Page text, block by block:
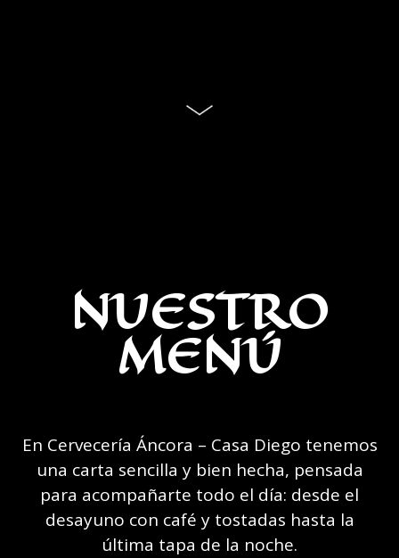
NUESTRO
MENÚ
En Cervecería Áncora – Casa Diego tenemos
una carta sencilla y bien hecha, pensada
para acompañarte todo el día: desde el
desayuno con café y tostadas hasta la
última tapa de la noche.